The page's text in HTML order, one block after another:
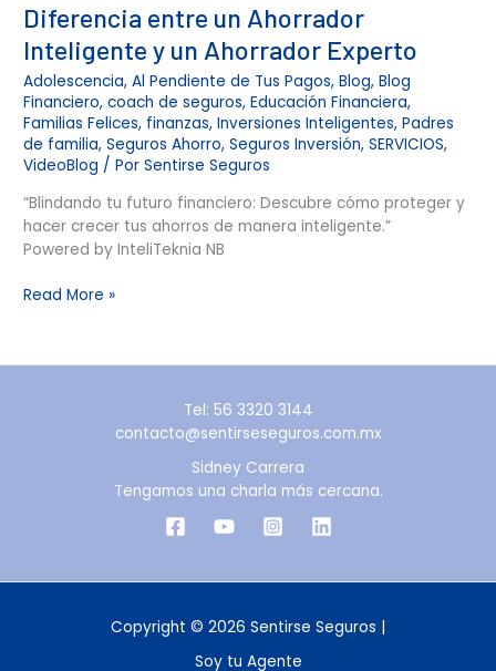
Diferencia entre un Ahorrador
Inteligente y un Ahorrador Experto
Adolescencia,Al Pendiente de Tus Pagos,Blog,Blog
Financiero,coach de seguros,Educación Financiera,
Familias Felices, finanzas,Inversiones Inteligentes,Padres
de familia,Seguros Ahorro,Seguros Inversión,SERVICIOS,
VideoBlog / PorSentirse Seguros
“Blindando tu futuro financiero: Descubre cómo proteger y
hacer crecer tus ahorros de manera inteligente.”
Powered by InteliTeknia NB
Read More »
Tel: 56 3320 3144
contacto@sentirseseguros.com.mx
Sidney Carrera
Tengamos una charla más cercana.
Copyright © 2026 Sentirse Seguros |
Soy tu Agente